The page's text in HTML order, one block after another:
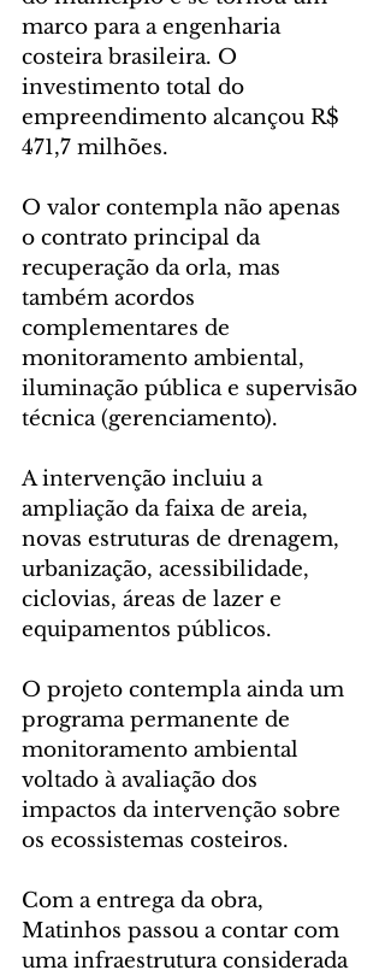
marco para a engenharia
costeira brasileira. O
investimento total do
empreendimento alcançou R$
471,7 milhões.
O valor contempla não apenas
o contrato principal da
recuperação da orla, mas
também acordos
complementares de
monitoramento ambiental,
iluminação pública e supervisão
técnica (gerenciamento).
A intervenção incluiu a
ampliação da faixa de areia,
novas estruturas de drenagem,
urbanização, acessibilidade,
ciclovias, áreas de lazer e
equipamentos públicos.
O projeto contempla ainda um
programa permanente de
monitoramento ambiental
voltado à avaliação dos
impactos da intervenção sobre
os ecossistemas costeiros.
Com a entrega da obra,
Matinhos passou a contar com
uma infraestrutura considerada